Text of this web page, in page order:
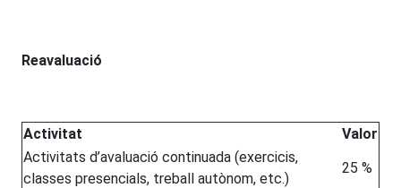
Reavaluació
Activitat
Valor
Activitats d’avaluació continuada (exercicis,
classes presencials, treball autònom, etc.)
25 %